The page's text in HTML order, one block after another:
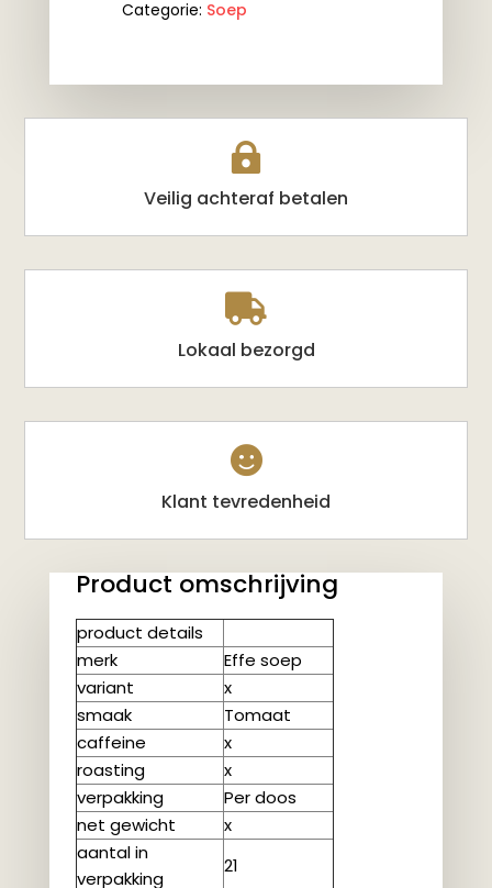
Categorie: Soep

Veilig achteraf betalen

Lokaal bezorgd

Klant tevredenheid
Product omschrijving
product details
merk
Effe soep
variant
x
smaak
Tomaat
caffeine
x
roasting
x
verpakking
Per doos
net gewicht
x
aantal in
verpakking
21